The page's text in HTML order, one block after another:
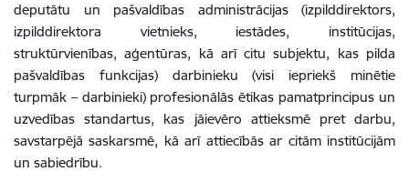
deputātu un pašvaldības administrācijas (izpilddirektors,
izpilddirektora vietnieks, iestādes, institūcijas,
struktūrvienības, aģentūras, kā arī citu subjektu, kas pilda
pašvaldības funkcijas) darbinieku (visi iepriekš minētie
turpmāk – darbinieki) profesionālās ētikas pamatprincipus un
uzvedības standartus, kas jāievēro attieksmē pret darbu,
savstarpējā saskarsmē, kā arī attiecībās ar citām institūcijām
un sabiedrību.